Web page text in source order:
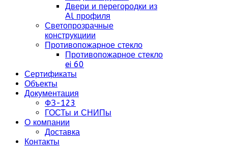
Двери и перегородки из
Al профиля
Светопрозрачные
конструкциии
Противопожарное стекло
Противопожарное стекло
ei 60
Сертификаты
Объекты
Документация
ФЗ-123
ГОСТы и СНИПы
О компании
Доставка
Контакты